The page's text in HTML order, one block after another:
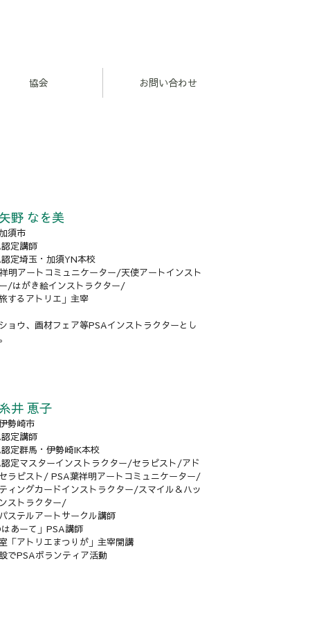
協会 お問い合わせ
矢野 なを美
須市
定講師
定埼玉・加須YN本校
明アートコミュニケーター/天使アートインスト
/はがき絵インストラクター/
するアトリエ」主宰
ョウ、画材フェア等PSAインストラクターとし
井 恵子
勢崎市
定講師
定群馬・伊勢崎IK本校
認定マスターインストラクター/セラピスト/アド
ラピスト/ PSA葉祥明アートコミュニケーター/
ィングカードインストラクター/スマイル＆ハッ
ストラクター/
ステルアートサークル講師
はあーて」PSA講師
「アトリエまつりが」主宰開講
でPSAボランティア活動